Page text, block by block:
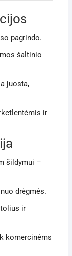
pagrindo.
šaltinio
juosta,
ir
šildymui –
drėgmės.
ir
komercinėms